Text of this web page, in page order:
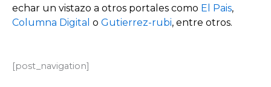
echar un vistazo a otros portales como El Pais,
Columna Digital o Gutierrez-rubi, entre otros.
[post_navigation]